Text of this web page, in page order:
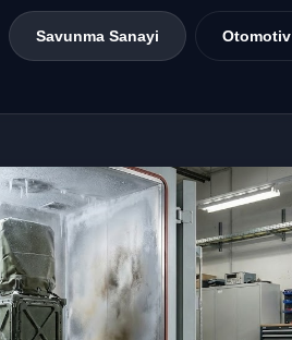
Savunma Sanayi Otomotiv